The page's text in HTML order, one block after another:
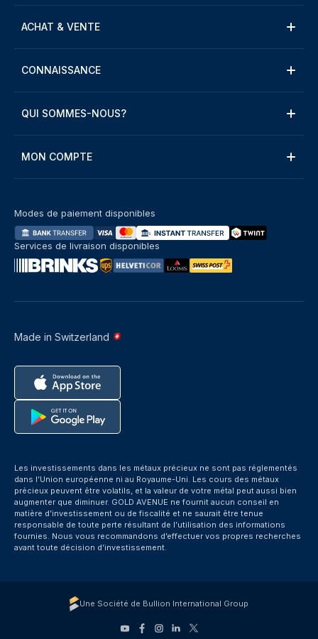
ACHAT & VENTE
CONNAISSANCE
QUI SOMMES-NOUS?
MON COMPTE
Made in Switzerland
Modes de paiement disponibles
Services de livraison disponibles
Les investissements dans les métaux précieux ne sont pas réglementés
dans l’Union européenne ni au Royaume-Uni. Les cours des métaux
précieux peuvent être volatils, et la valeur de votre métal peut aussi bien
augmenter que diminuer. GOLD AVENUE ne fournit aucun conseil en
matière d’investissement ou de fiscalité et ne saurait être tenue
responsable de toute perte résultant de l’utilisation des informations
fournies. Nous vous recommandons d’effectuer vos propres recherches
avant toute décision d’investissement.
Une Société de Bullion International Group